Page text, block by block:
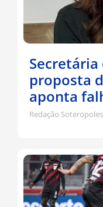
Secretária
proposta
aponta
Redação Soteropoles